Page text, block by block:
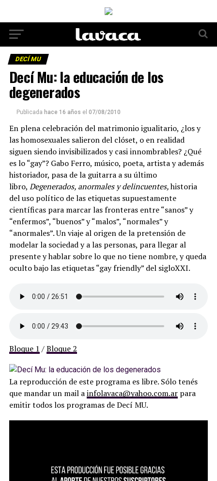
DECÍ MU
Decí Mu: la educación de los
degenerados
Publicada hace 16 años el 07/08/2010
En plena celebración del matrimonio igualitario, ¿los y
las homosexuales salieron del clóset, o en realidad
siguen siendo invisibilizados y casi innombrables? ¿Qué
es lo “gay”? Gabo Ferro, músico, poeta, artista y además
historiador, pasa de la guitarra a su último
libro, Degenerados, anormales y delincuentes,historia
del uso político de las etiquetas supuestamente
científicas para marcar las fronteras entre “sanos” y
“enfermos”, “buenos” y “malos”, “normales” y
“anormales”. Un viaje al origen de la pretensión de
modelar la sociedad y a las personas, para llegar al
presente y hablar sobre lo que no tiene nombre, y queda
oculto bajo las etiquetas “gay friendly” del sigloXXI.
Bloque 1 /Bloque 2
La reproducción de este programa es libre. Sólo tenés
que mandar un mail ainfolavaca@yahoo.com.arpara
emitir todos los programas de Decí MU.